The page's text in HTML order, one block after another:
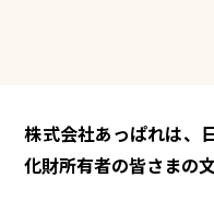
株式会社あっぱれは、
化財所有者の皆さまの